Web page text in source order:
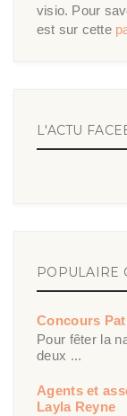
visio. Pour
est sur cette
L'ACTU
POPULAIRE
Concours
Pour fêter la
deux ...
Agents et
Layla Reyne